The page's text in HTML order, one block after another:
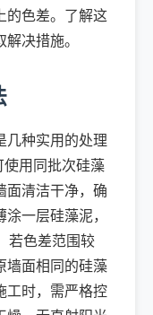
的色差。了解这
决措施。
几种实用的处理
使用同批次硅藻
面清洁干净，确
一层硅藻泥，
若色差范围较
墙面相同的硅藻
工时，需严格控